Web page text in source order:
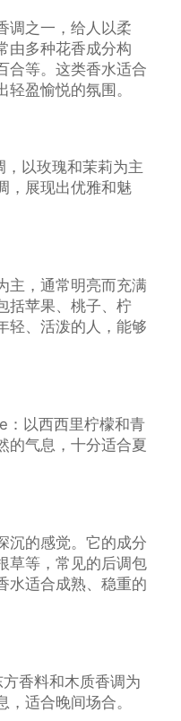
调之一，给人以柔
由多种花香成分构
合等。这类香水适合
盈愉悦的氛围。
以玫瑰和茉莉为主
，展现出优雅和魅
主，通常明亮而充满
括苹果、桃子、柠
轻、活泼的人，能够
：以西西里柠檬和青
的气息，十分适合夏
沉的感觉。它的成分
草等，常见的后调包
水适合成熟、稳重的
香料和木质香调为
适合晚间场合。